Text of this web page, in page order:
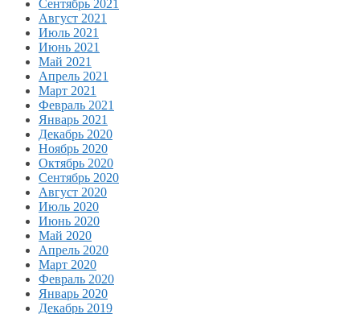
Сентябрь 2021
Август 2021
Июль 2021
Июнь 2021
Май 2021
Апрель 2021
Март 2021
Февраль 2021
Январь 2021
Декабрь 2020
Ноябрь 2020
Октябрь 2020
Сентябрь 2020
Август 2020
Июль 2020
Июнь 2020
Май 2020
Апрель 2020
Март 2020
Февраль 2020
Январь 2020
Декабрь 2019